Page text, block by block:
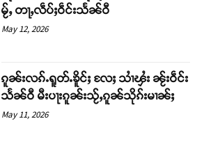
မႂ်ႇ တႃႇလဵပ်ႈဝဵင်းသႅၼ်ဝီ
May 12, 2026
ၵူၼ်းလၵ်ႉရူတ်ႉၶိူင်ႈ လႄႈ သၢႆၾႆး ၼႂ်းဝဵင်း
သႅၼ်ဝီ မီးပႃးၵူၼ်းသႂ်ႇၵူၼ်သိုၵ်းမၢၼ်ႈ
May 11, 2026